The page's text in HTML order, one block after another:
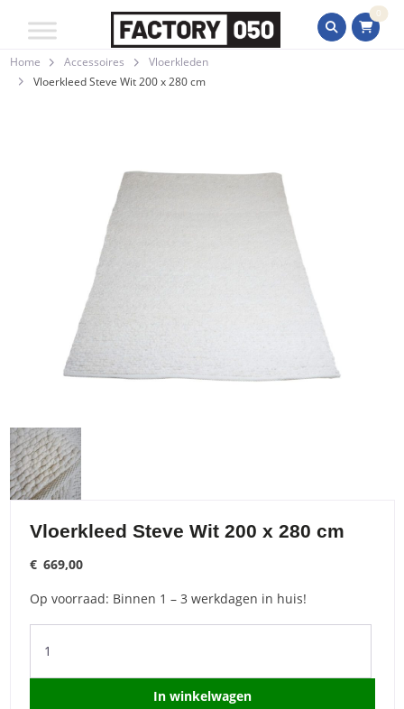
0
Home Accessoires
Vloerkleden
Vloerkleed Steve Wit 200 x 280 cm
Vloerkleed Steve Wit 200 x 280 cm
€ 669,00
Op voorraad: Binnen 1 – 3 werkdagen in huis!
Steve
In winkelwagen